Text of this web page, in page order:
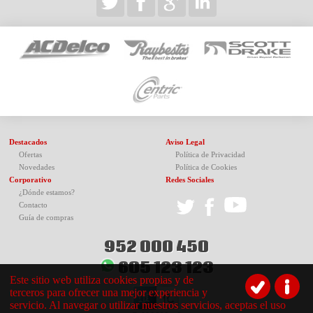
Destacados
Ofertas
Novedades
Corporativo
¿Dónde estamos?
Contacto
Guía de compras
Aviso Legal
Política de Privacidad
Política de Cookies
Redes Sociales
952 000 450
605 123 123
Este sitio web utiliza cookies propias y de
terceros para ofrecer una mejor experiencia y
servicio. Al navegar o utilizar nuestros servicios, aceptas el uso